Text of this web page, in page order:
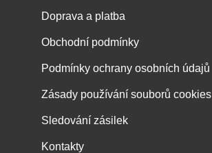
Doprava a platba
Obchodní podmínky
Podmínky ochrany osobních údajů
Zásady používání souborů cookies
Sledování zásilek
Kontakty